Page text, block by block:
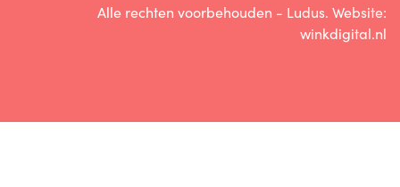
Alle rechten voorbehouden - Ludus. Website:
winkdigital.nl